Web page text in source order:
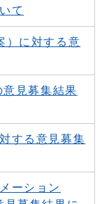
て
）に対する意
見募集結果
する意見募集
ーション